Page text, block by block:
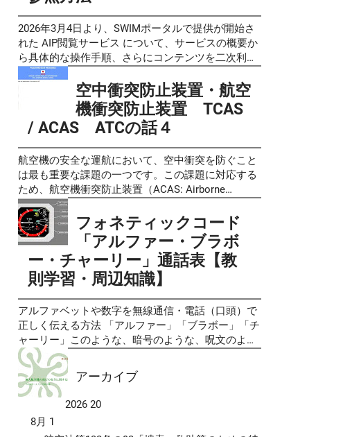
https://www.nomanfrg.com/2025/06/instr4mov.html
無人航空機操縦士 学科試験のサンプル問題も公開
されていますので、一等、二等無人航空機操縦士 学
科試験 ...
(総務省統計局) e-Stat 政府統計の総合窓口 地図で見
る統計 (jSTAT MAP) 国土地理院 地理院地図 人
口集中地区令和２年（総務省統計局） 確認方法 人
口集中地区令和２年 (総務省統計局) 国土地理院 地
理院地図 人口集中地区令和２年（総務省統計
局）のキャプチャ
て、当面の間、航空関係者（運航者、空港管理者、
官公庁等）による利用とし、一般の方の利用は想定
していません。と記載されています。 最新のお知ら
せ 「【重要なお知らせ】SWIMによる情報サービ
スの提供開始について」にてご案内しておりました
とおり、以下の情報サービスについて2026年4月21
日9:00（日本時間）より提供を開始いたしました。
＜提供を開始した情報サービス＞ １．デジタルノ
２．AIPデータ配信サービス（標準審査期間／2週間
程度） ３．ATIS情報配信サービス（標準審査期間／
2週間程度） ４．ATIS情報リクエストサービス
（Web API：標準審査期間／2週間程度、ブラウザ：
利用審査なし） ５．C-PIREP登録サービス（標準審
査期間／3か月程度） ６．C-PIREPリクエストサービ
ス（標準審査期間／2週間程度） ７．C-PIREP配信サ
ービス（標準審査期間／2週間程度） ８．気象情報
配信サービス（標準審査期間／2週間程度） ９．
PKGリクエストサービス（標準審査期間／2週間程
度） なお、今回提供...
生成後に人的チェックも加えて可能な限り確認して
おりますが、完全性を保証するものではありません
ので、あらかじめご了承ください。（問題に不備が
ありましたら 問い合わせフォーム よりご一報いた
だければ幸いです。） また、複数のAIに同様の指示
で問題を作成してもらったため、それぞれのAIの特
性や出題傾向の違いも見られるかと思います。そう
した個性の違いも含めて、クイズ感覚でお楽しみい
ただければと思います。 これらの問題は教則の内容
理解度を確認するツールとして作成しましたが、問
題の質や網羅性を考慮すると、受験対策の一環とし
ても十分にご活用いただけるレベルに仕上がってい
ると考えています。ただし、教則をしっかりと理解
することを前提として、過去問題集や参考書と併用
していただくことをお勧めします。 好評でしたので
二等無人航空機操縦者技能証明試験の学科試験問題
[AI作成]、こちらも参考にしてみてください。 二等
無人航空機操縦士 学科試験問題 模擬試験【練習問
題】その２ 無⼈航空機操縦士の学科試験は ＜実施
方法＞ 全国の試験会場のコンピュータを活用する
CBT (Computer Based Testing) ＜形 式＞ 三肢択一
式（一等:70問 二等:50問） ＜試験時間＞ 一等:75分
二等:30分 ＜試験科目＞ 無人航空機に関する規則、
無人航空機のシステム、無人航空機の操縦者及び運
航体制、運航上のリスク管理 上記の要領で実施され
ます。 従って、1問当りの回答時間は、単純に試験
時間を、問題数で割ると、 一等は一問あたり約64
秒 二等で36秒 で回答しないと間に合わない計算に
なります。これらの与えられた時間を意識しながら
2026年3月4日より、SWIMポータルで提供が開始さ
れた AIP閲覧サービス について、サービスの概要か
ら具体的な操作手順、さらにコンテンツを二次利用
する際のルールまでをまとめました。 以前の記事「
ノータム[NOTAM] の確認方法が変わりました [AIS
JAPAN] から [SWIM ポータル] へ 」でSWIMポータ
ル全体の概要をご説明しましたが、今回はその中で
もAIPに関わるサービスに絞って詳しく解説しま
す。 AIP閲覧サービスとは AIP閲覧サービス は、
eAIP（電子版 航空路誌：Aeronautical Information
Publication）をウェブブラウザ上で直接参照・ダウ
ンロードできるサービスです。SWIMポータル（
https://top.swim.mlit.go.jp/swim/ ）のアカウントを
持つ者であれば誰でも利用できます。 推奨ブラウザ
は Google Chrome および Safari です。一般的なIP
ネットワーク（IPv4/IPv6）によるインターネット接
続環境であれば利用可能です。
空中衝突防止装置・航空
機衝突防止装置 TCAS
/ ACAS ATCの話４
航空機の安全な運航において、空中衝突を防ぐこと
は最も重要な課題の一つです。この課題に対応する
ため、航空機衝突防止装置（ACAS: Airborne
Collision Avoidance System / TCAS（ティーキャ
ス）: Traffic Alert Collision Avoidance System）が
開発されました。このシステムは、衝突の恐れがあ
る航空機の存在を操縦士に知らせ、必要に応じて回
避操作を指示する重要な役割を果たしています。 簡
単に言えば 「ある一定の距離以内に航空機同士が近
づいたら、お互いのパイロットに警告をしてくれる
装置」 という事になります。このシステムは有人の
航空機に搭載されるシステムですが、今後の無人航
空機の衝突防止を考える上でヒントになると思いま
す。 空中衝突防止装置（TCAS / ACAS）は、航空機
同士の空中衝突(MAC)を防ぐために開発された危険
を抑える目的で開発されたコンピュータ制御のアビ
オニクス装置で、「ACAS」と「TCAS」という2つ
の名称で知られています。これらは本質的に同じシ
ステムを指し、「ACAS」は国際民間航空機関
フォネティックコード
「アルファー・ブラボ
ー・チャーリー」通話表【教
則学習・周辺知識】
アルファベットや数字を無線通信・電話（口頭）で
正しく伝える方法 「アルファー」「ブラボー」「チ
ャーリー」このような、暗号のような、呪文のよう
な言葉を航空業界では使用されることが比較的多い
ので耳にする機会があるのではないでしょうか。こ
れは、フォネティックコード(Phonetic Code)と呼ば
れるアルファベットや数字を正しく伝える為の工夫
ファベットにどのような言葉を当てはめるかは、国
アーカイブ
2026 20
8月 1